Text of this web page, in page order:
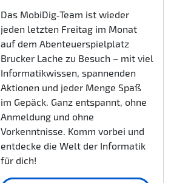
Das MobiDig‑Team ist wieder
jeden letzten Freitag im Monat
auf dem Abenteuerspielplatz
Brucker Lache zu Besuch – mit viel
Informatikwissen, spannenden
Aktionen und jeder Menge Spaß
im Gepäck. Ganz entspannt, ohne
Anmeldung und ohne
Vorkenntnisse. Komm vorbei und
entdecke die Welt der Informatik
für dich!